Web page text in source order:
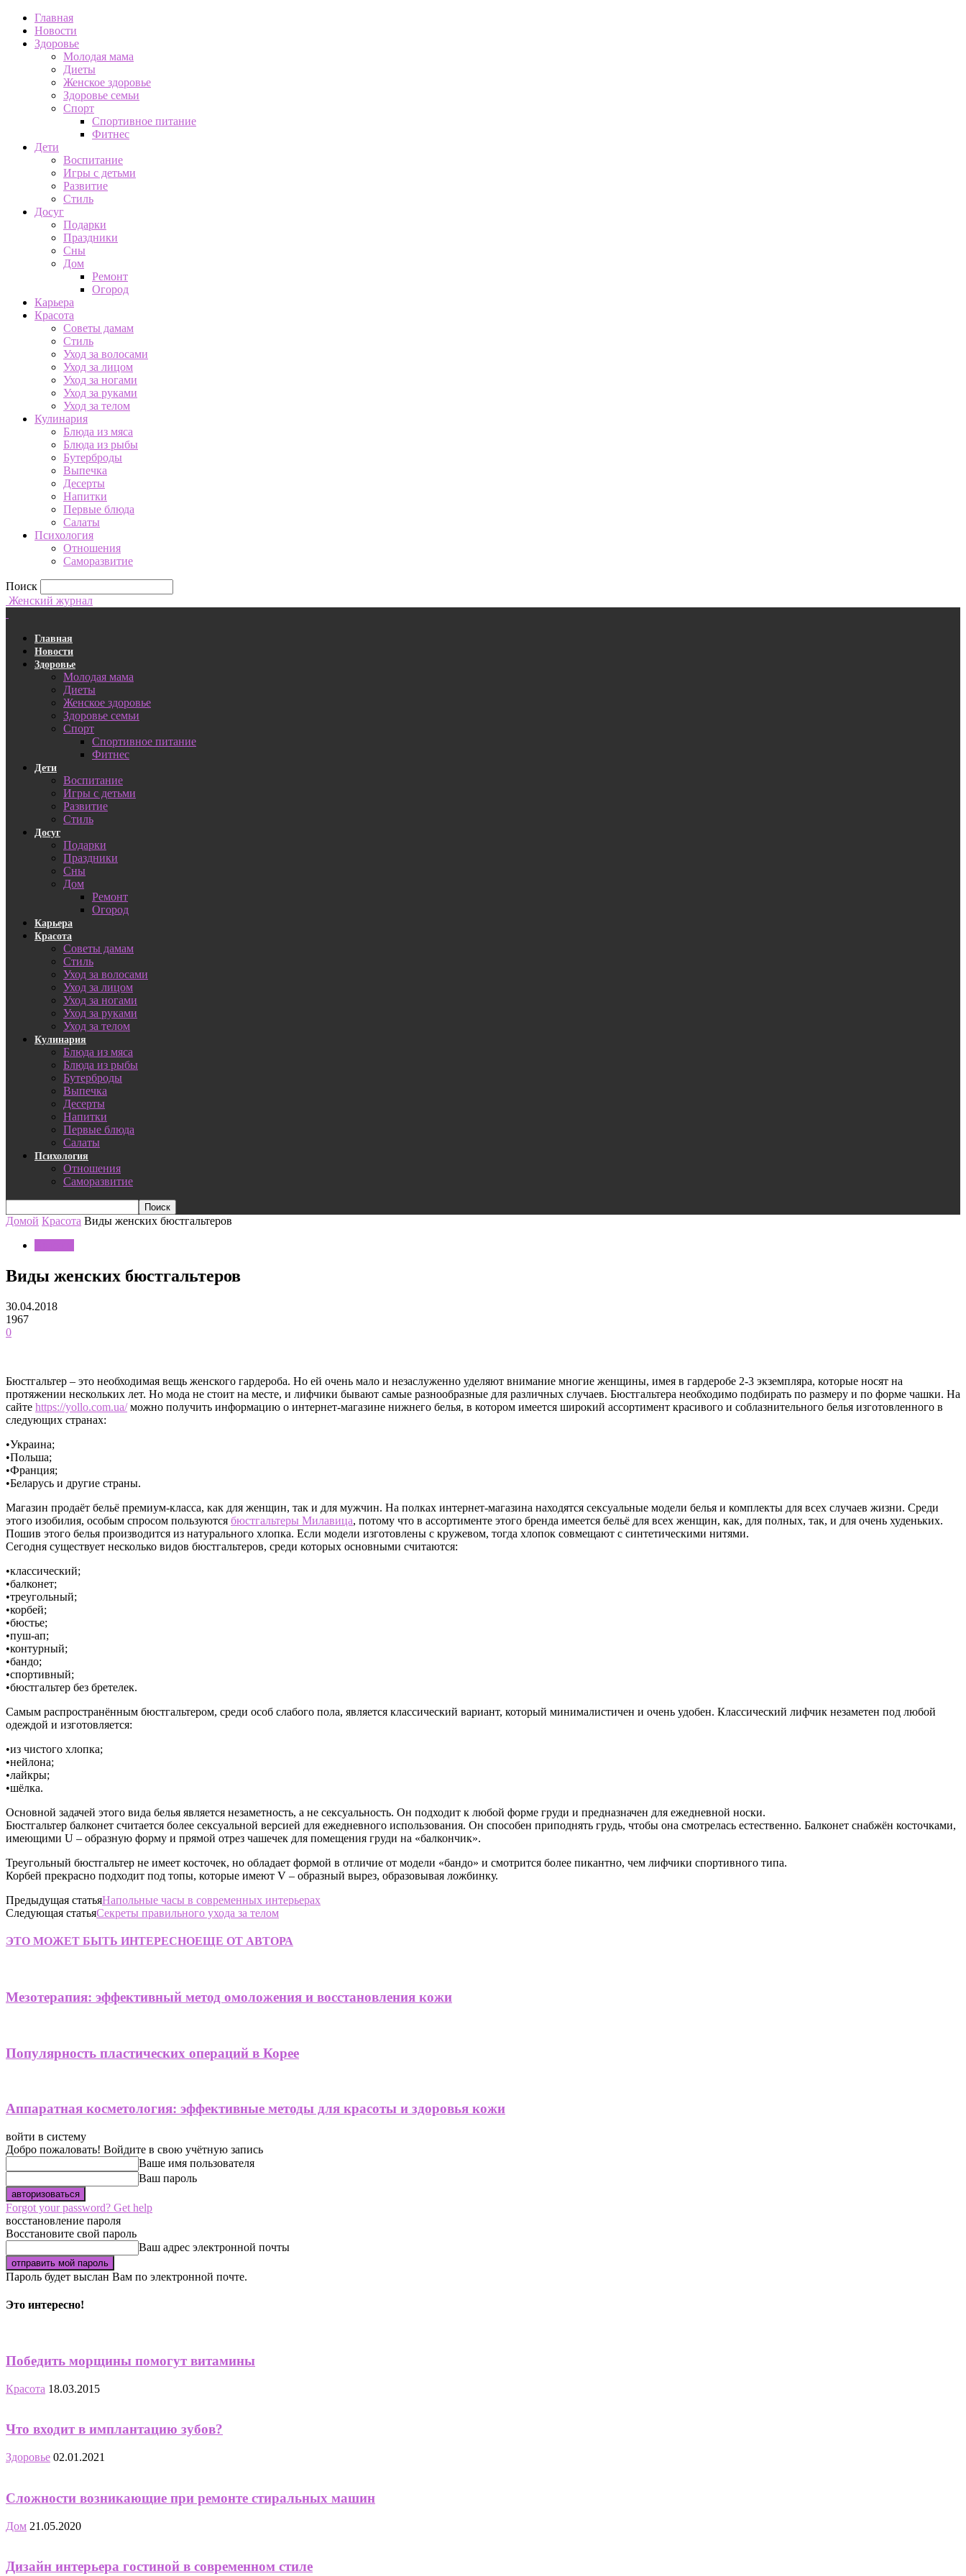
Главная
Новости
Здоровье
Молодая мама
Диеты
Женское здоровье
Здоровье семьи
Спорт
Спортивное питание
Фитнес
Дети
Воспитание
Игры с детьми
Развитие
Стиль
Досуг
Подарки
Праздники
Сны
Дом
Ремонт
Огород
Карьера
Красота
Советы дамам
Стиль
Уход за волосами
Уход за лицом
Уход за ногами
Уход за руками
Уход за телом
Кулинария
Блюда из мяса
Блюда из рыбы
Бутерброды
Выпечка
Десерты
Напитки
Первые блюда
Салаты
Психология
Отношения
Саморазвитие
Поиск
Женский журнал
Главная
Новости
Здоровье
Молодая мама
Диеты
Женское здоровье
Здоровье семьи
Спорт
Спортивное питание
Фитнес
Дети
Воспитание
Игры с детьми
Развитие
Стиль
Досуг
Подарки
Праздники
Сны
Дом
Ремонт
Огород
Карьера
Красота
Советы дамам
Стиль
Уход за волосами
Уход за лицом
Уход за ногами
Уход за руками
Уход за телом
Кулинария
Блюда из мяса
Блюда из рыбы
Бутерброды
Выпечка
Десерты
Напитки
Первые блюда
Салаты
Психология
Отношения
Саморазвитие
Домой Красота Виды женских бюстгальтеров
Виды женских бюстгальтеров
30.04.2018
1967
0
Бюстгальтер – это необходимая вещь женского гардероба. Но ей очень мало и незаслуженно уделяют внимание многие женщины, имея в гардеробе 2-3 экземпляра, которые носят на
протяжении нескольких лет. Но мода не стоит на месте, и лифчики бывают самые разнообразные для различных случаев. Бюстгальтера необходимо подбирать по размеру и по форме чашки. На
сайте https://yollo.com.ua/можно получить информацию о интернет-магазине нижнего белья, в котором имеется широкий ассортимент красивого и соблазнительного белья изготовленного в
следующих странах:
•Украина;
•Польша;
•Франция;
•Беларусь и другие страны.
Магазин продаёт бельё премиум-класса, как для женщин, так и для мужчин. На полках интернет-магазина находятся сексуальные модели белья и комплекты для всех случаев жизни. Среди
этого изобилия, особым спросом пользуются бюстгальтеры Милавица, потому что в ассортименте этого бренда имеется бельё для всех женщин, как, для полных, так, и для очень худеньких.
Пошив этого белья производится из натурального хлопка. Если модели изготовлены с кружевом, тогда хлопок совмещают с синтетическими нитями.
Сегодня существует несколько видов бюстгальтеров, среди которых основными считаются:
•классический;
•балконет;
•треугольный;
•корбей;
•бюстье;
•пуш-ап;
•контурный;
•бандо;
•спортивный;
•бюстгальтер без бретелек.
Самым распространённым бюстгальтером, среди особ слабого пола, является классический вариант, который минималистичен и очень удобен. Классический лифчик незаметен под любой
одеждой и изготовляется:
•из чистого хлопка;
•нейлона;
•лайкры;
•шёлка.
Основной задачей этого вида белья является незаметность, а не сексуальность. Он подходит к любой форме груди и предназначен для ежедневной носки.
Бюстгальтер балконет считается более сексуальной версией для ежедневного использования. Он способен приподнять грудь, чтобы она смотрелась естественно. Балконет снабжён косточками,
имеющими U – образную форму и прямой отрез чашечек для помещения груди на «балкончик».
Треугольный бюстгальтер не имеет косточек, но обладает формой в отличие от модели «бандо» и смотрится более пикантно, чем лифчики спортивного типа.
Корбей прекрасно подходит под топы, которые имеют V – образный вырез, образовывая ложбинку.
Предыдущая статьяНапольные часы в современных интерьерах
Следующая статьяСекреты правильного ухода за телом
ЭТО МОЖЕТ БЫТЬ ИНТЕРЕСНОЕЩЕ ОТ АВТОРА
Мезотерапия: эффективный метод омоложения и восстановления кожи
Популярность пластических операций в Корее
Аппаратная косметология: эффективные методы для красоты и здоровья кожи
войти в систему
Добро пожаловать! Войдите в свою учётную запись
Ваше имя пользователя
Ваш пароль
Forgot your password? Get help
восстановление пароля
Восстановите свой пароль
Ваш адрес электронной почты
Пароль будет выслан Вам по электронной почте.
Это интересно!
Победить морщины помогут витамины
Красота 18.03.2015
Что входит в имплантацию зубов?
Здоровье 02.01.2021
Сложности возникающие при ремонте стиральных машин
Дом 21.05.2020
Дизайн интерьера гостиной в современном стиле